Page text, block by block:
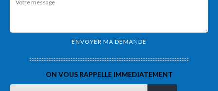
ON VOUS RAPPELLE IMMEDIATEMENT